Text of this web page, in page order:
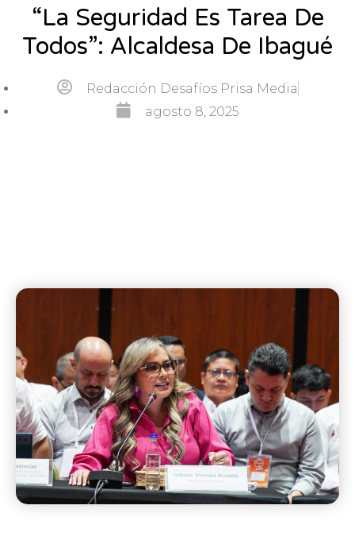
“La Seguridad Es Tarea De
Todos”: Alcaldesa De Ibagué
Redacción Desafíos Prisa Media
agosto 8, 2025